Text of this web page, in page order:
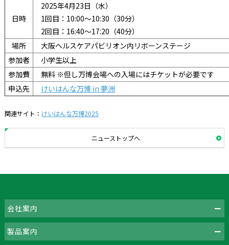
日時
2025年4月23日（水）
1回目：10:00～10:30（30分）
2回目：16:40～17:20（40分）
場所
大阪ヘルスケアパビリオン内リボーンステージ
参加者
小学生以上
参加費
無料 ※但し万博会場への入場にはチケットが必要です
申込先
けいはんな万博 in 夢洲
関連サイト： けいはんな万博2025
ニューストップへ
会社案内
製品案内